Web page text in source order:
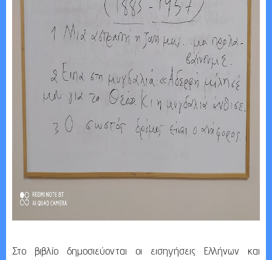
Στο βιβλίο δημοσιεύονται οι εισηγήσεις Ελλήνων και